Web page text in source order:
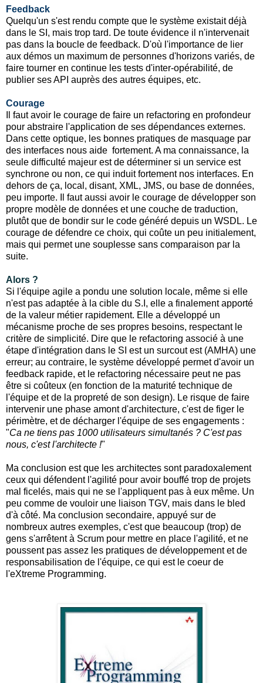
Feedback
Quelqu'un s'est rendu compte que le système existait déjà
dans le SI, mais trop tard. De toute évidence il n'intervenait
pas dans la boucle de feedback. D'où l'importance de lier
aux démos un maximum de personnes d'horizons variés, de
faire tourner en continue les tests d'inter-opérabilité, de
publier ses API auprès des autres équipes, etc.
Courage
Il faut avoir le courage de faire un refactoring en profondeur
pour abstraire l'application de ses dépendances externes.
Dans cette optique, les bonnes pratiques de masquage par
des interfaces nous aide fortement. A ma connaissance, la
seule difficulté majeur est de déterminer si un service est
synchrone ou non, ce qui induit fortement nos interfaces. En
dehors de ça, local, disant, XML, JMS, ou base de données,
peu importe. Il faut aussi avoir le courage de développer son
propre modèle de données et une couche de traduction,
plutôt que de bondir sur le code généré depuis un WSDL. Le
courage de défendre ce choix, qui coûte un peu initialement,
mais qui permet une souplesse sans comparaison par la
suite.
Alors ?
Si l'équipe agile a pondu une solution locale, même si elle
n'est pas adaptée à la cible du S.I, elle a finalement apporté
de la valeur métier rapidement. Elle a développé un
mécanisme proche de ses propres besoins, respectant le
critère de simplicité. Dire que le refactoring associé à une
étape d'intégration dans le SI est un surcout est (AMHA) une
erreur; au contraire, le système développé permet d'avoir un
feedback rapide, et le refactoring nécessaire peut ne pas
être si coûteux (en fonction de la maturité technique de
l'équipe et de la propreté de son design). Le risque de faire
intervenir une phase amont d'architecture, c'est de figer le
périmètre, et de décharger l'équipe de ses engagements :
"Ca ne tiens pas 1000 utilisateurs simultanés ? C'est pas
nous, c'est l'architecte !"
Ma conclusion est que les architectes sont paradoxalement
ceux qui défendent l'agilité pour avoir bouffé trop de projets
mal ficelés, mais qui ne se l'appliquent pas à eux même. Un
peu comme de vouloir une liaison TGV, mais dans le bled
d'à côté. Ma conclusion secondaire, appuyé sur de
nombreux autres exemples, c'est que beaucoup (trop) de
gens s'arrêtent à Scrum pour mettre en place l'agilité, et ne
poussent pas assez les pratiques de développement et de
responsabilisation de l'équipe, ce qui est le coeur de
l'eXtreme Programming.